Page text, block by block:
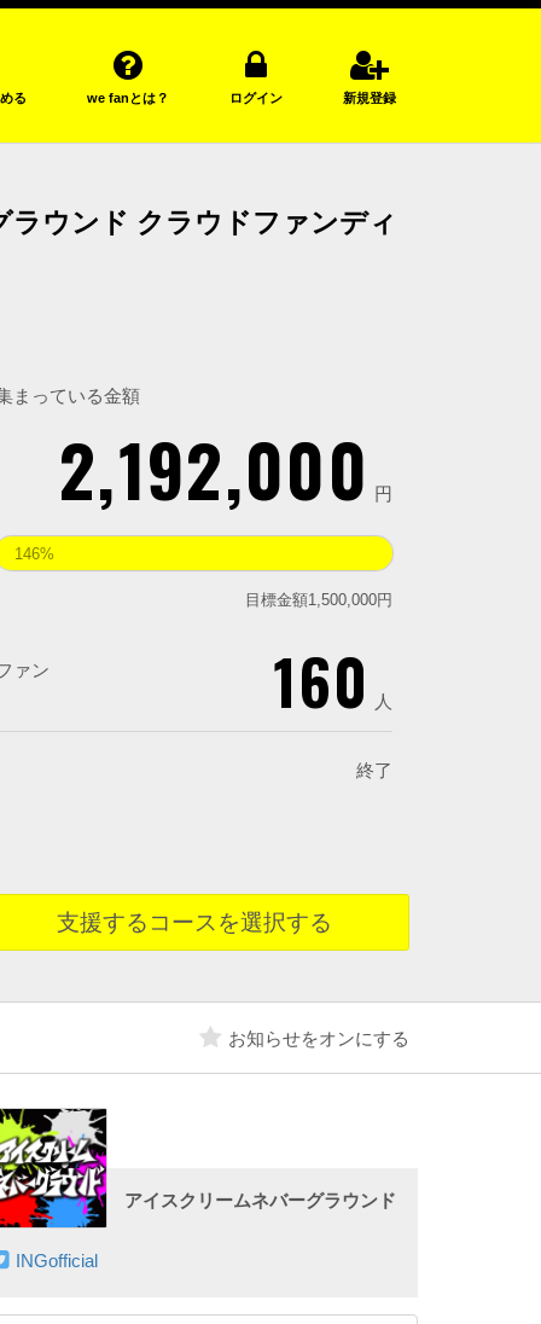
る we fanとは？ ログイン 新規登録
ウンド クラウドファンディ
まっている金額
2,192,000 円
146%
目標金額1,500,000円
ァン 160 人
終了
支援するコースを選択する
お知らせをオンにする
アイスクリームネバーグラウンド
INGofficial